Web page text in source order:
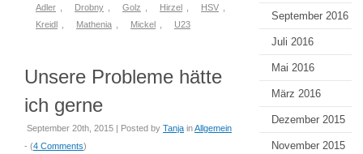
Adler Drobny Golz Hirzel HSV
Kreidl
Mathenia Mickel U23
Unsere Probleme hätte
ich gerne
September 20th, 2015 | Posted by Tanja inAllgemein
- (4 Comments)
September 2016
Juli 2016
Mai 2016
März 2016
Dezember 2015
November 2015